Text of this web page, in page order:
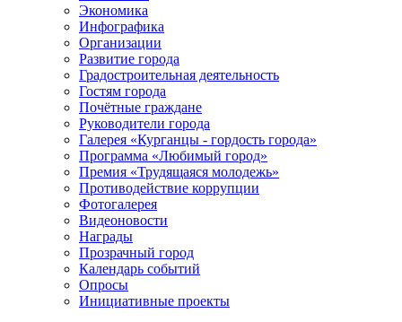
Экономика
Инфографика
Организации
Развитие города
Градостроительная деятельность
Гостям города
Почётные граждане
Руководители города
Галерея «Курганцы - гордость города»
Программа «Любимый город»
Премия «Трудящаяся молодежь»
Противодействие коррупции
Фотогалерея
Видеоновости
Награды
Прозрачный город
Календарь событий
Опросы
Инициативные проекты